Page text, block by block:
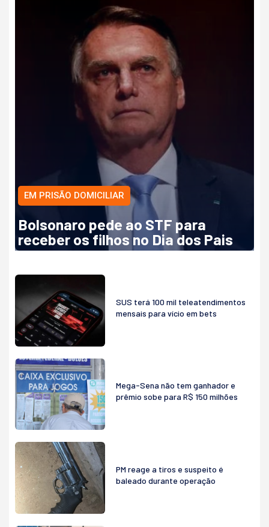
EM PRISÃO DOMICILIAR
Bolsonaro pede ao STF para
receber os filhos no Dia dos Pais
SUS terá 100 mil teleatendimentos
mensais para vício em bets
Mega-Sena não tem ganhador e
prêmio sobe para R$ 150 milhões
PM reage a tiros e suspeito é
baleado durante operação